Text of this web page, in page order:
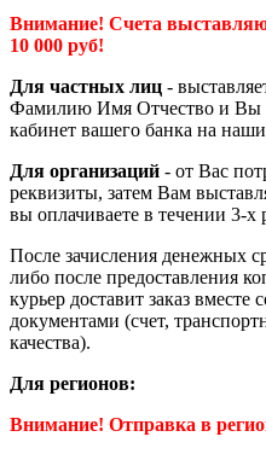
Внимание! Счета
10 000 руб!
Для частных лиц -
Фамилию Имя Отчество и Вы
кабинет вашего банка на
Для организаций - от Вас
реквизиты, затем Вам
вы оплачиваете в течении 3-х
После зачисления денежных
либо после предоставления
курьер доставит заказ
документами (счет,
качества).
Для регионов:
Внимание! Отправка в